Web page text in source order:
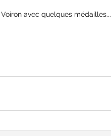
avec quelques médailles...